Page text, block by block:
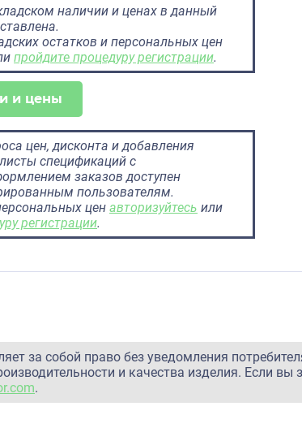
наличии и ценах в данный
остатков и персональных цен
пройдите процедуру регистрации.
и цены
цен, дисконта и добавления
спецификаций с
заказов доступен
пользователям.
цен авторизуйтесь или
регистрации.
за собой право без уведомления
и качества изделия. Если
.